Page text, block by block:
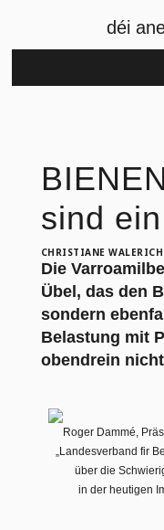
déi
sind
CHRISTIANE WALERICH
Die
Übel, das den
sondern
Belastung mit
obendrein
Roger Dammé,
„Landesverband fir
über die
in der heutigen